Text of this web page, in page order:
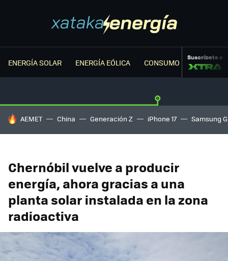
ENERGÍA SOLAR ENERGÍA EÓLICA CONSUMO ENERGÉTICO
Suscríbete a
HOY SE HABLA DE
AEMET China Generación Z iPhone 17 Samsung
Chernóbil vuelve a producir
energía, ahora gracias a una
planta solar instalada en la zona
radioactiva